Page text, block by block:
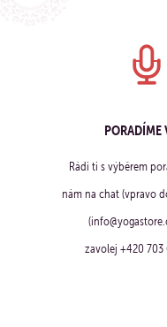
PORADÍME
Rádi ti s výběrem
nám na chat (vpravo
zavolej +420 703